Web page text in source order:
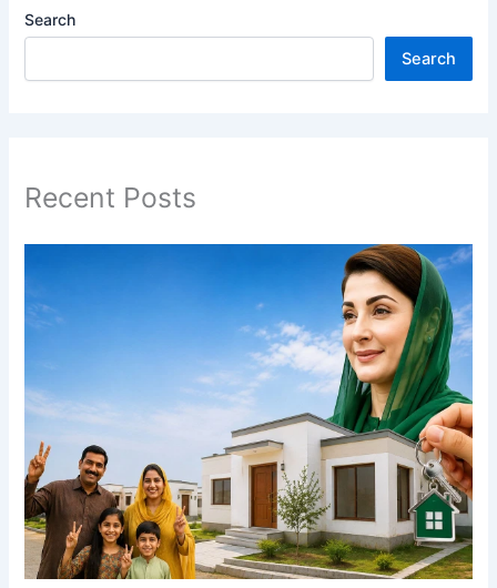
Search
Search
Recent Posts